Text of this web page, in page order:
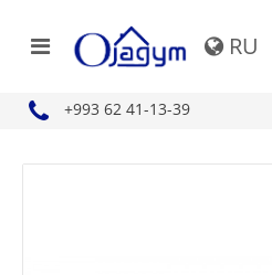
RU
+993 62 41-13-39